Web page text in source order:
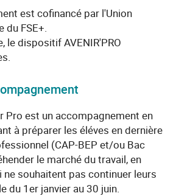
est cofinancé par l'Union
FSE+.
le dispositif AVENIR'PRO
Pro est un accompagnement en
à préparer les éléves en dernière
(CAP-BEP et/ou Bac
le marché du travail, en
ne souhaitent pas continuer leurs
du 1er janvier au 30 juin.